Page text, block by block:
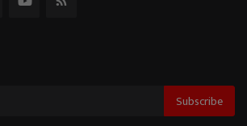
Subscribe